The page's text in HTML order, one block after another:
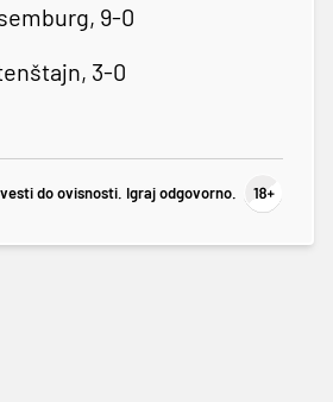
9-0
3-0
do ovisnosti. Igraj odgovorno.